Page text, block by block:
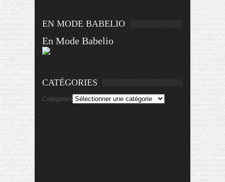
EN MODE BABELIO
En Mode Babelio
CATÉGORIES
Catégories